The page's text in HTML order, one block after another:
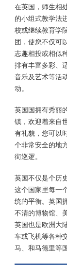
在英国，师生相
的小组式教学法
校或继续教育学
团，使您不仅可
志趣相投或相似
排有丰富多彩、
音乐及艺术等活
动。
英国国拥有秀丽
镇，欢迎着来自
有礼貌，您可以
个非常安全的地
街巡逻。
英国不仅是个历
这个国家里每一
统的平衡。英国
不清的博物馆、
英国也是欧洲大
车或飞机等各种
马、和马德里等